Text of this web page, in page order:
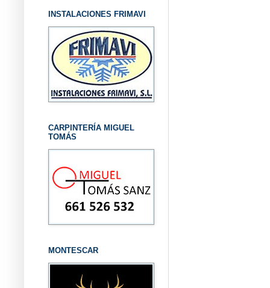
INSTALACIONES FRIMAVI
CARPINTERÍA MIGUEL
TOMÁS
MONTESCAR